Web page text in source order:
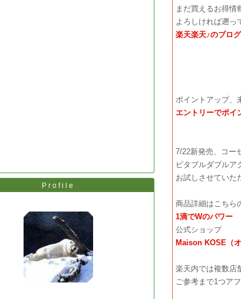
Profile
まだ買えるお得情
よろしければ遡っ
楽天楽天♪のブロ
ポイントアップ、
エントリーでポイ
7/22新発売、コー
ビタプルダブルア
お試しさせていた
商品詳細はこちら
1滴でWのパワー
公式ショップ
Maison KOSE（
楽天内では複数店
ご参考まで1つア